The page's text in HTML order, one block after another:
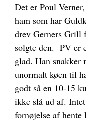
Det er Poul
ham som har
drev Gerners Grill
solgte den. PV er
glad. Han snakker
unormalt køen til
godt så en 10-15
ikke slå ud af.
fornøjelse af